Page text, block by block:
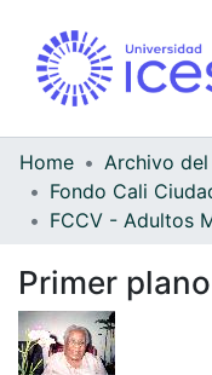
Home
Fondo Cali
Primer plano